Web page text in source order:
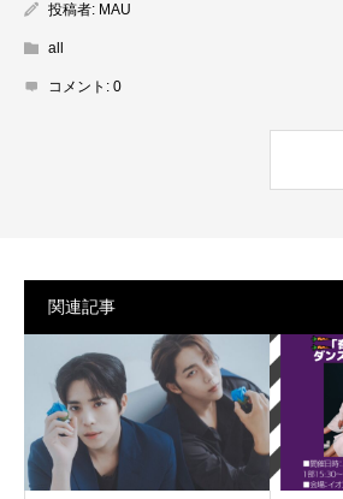
投稿者: MAU
all
コメント: 0
関連記事